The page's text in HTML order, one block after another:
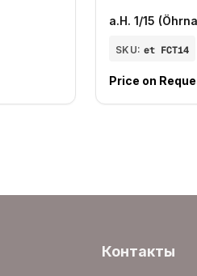
a.H. 1/15
SKU: et FCT14
Price on
Контакты